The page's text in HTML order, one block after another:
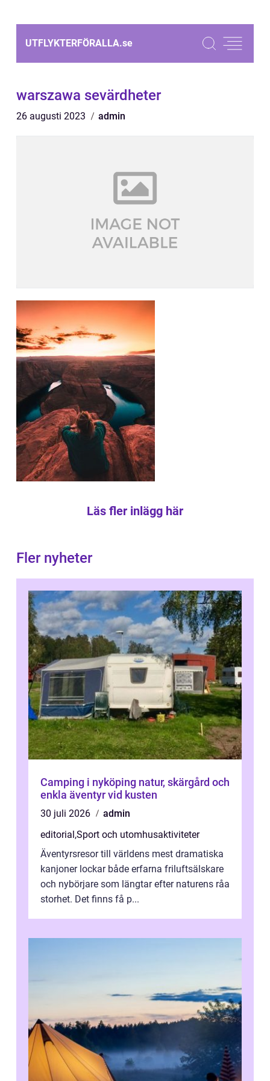
UTFLYKTERFÖRALLA.se
warszawa sevärdheter
26 augusti 2023 admin
Läs fler inlägg här
Fler nyheter
Camping i nyköping natur, skärgård och
enkla äventyr vid kusten
30 juli 2026
admin
editorial,Sport och utomhusaktiviteter
Äventyrsresor till världens mest dramatiska
kanjoner lockar både erfarna friluftsälskare
och nybörjare som längtar efter naturens råa
storhet. Det finns få p...